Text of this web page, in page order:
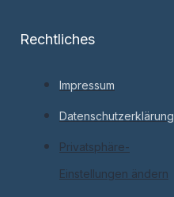
Rechtliches
Impressum
Datenschutzerklärung
Privatsphäre-
Einstellungen ändern